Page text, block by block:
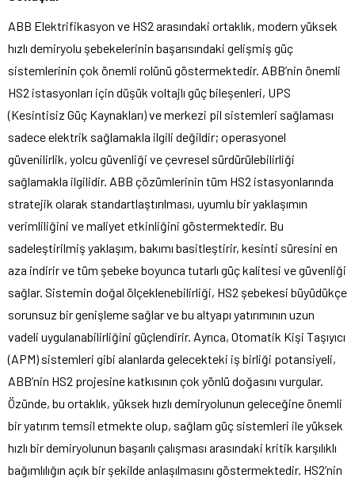
ABB Elektrifikasyon ve HS2 arasındaki ortaklık, modern yüksek
hızlı demiryolu şebekelerinin başarısındaki gelişmiş güç
sistemlerinin çok önemli rolünü göstermektedir. ABB’nin önemli
HS2 istasyonları için düşük voltajlı güç bileşenleri, UPS
(Kesintisiz Güç Kaynakları) ve merkezi pil sistemleri sağlaması
sadece elektrik sağlamakla ilgili değildir; operasyonel
güvenilirlik, yolcu güvenliği ve çevresel sürdürülebilirliği
sağlamakla ilgilidir. ABB çözümlerinin tüm HS2 istasyonlarında
stratejik olarak standartlaştırılması, uyumlu bir yaklaşımın
verimliliğini ve maliyet etkinliğini göstermektedir. Bu
sadeleştirilmiş yaklaşım, bakımı basitleştirir, kesinti süresini en
aza indirir ve tüm şebeke boyunca tutarlı güç kalitesi ve güvenliği
sağlar. Sistemin doğal ölçeklenebilirliği, HS2 şebekesi büyüdükçe
sorunsuz bir genişleme sağlar ve bu altyapı yatırımının uzun
vadeli uygulanabilirliğini güçlendirir. Ayrıca, Otomatik Kişi Taşıyıcı
(APM) sistemleri gibi alanlarda gelecekteki iş birliği potansiyeli,
ABB’nin HS2 projesine katkısının çok yönlü doğasını vurgular.
Özünde, bu ortaklık, yüksek hızlı demiryolunun geleceğine önemli
bir yatırım temsil etmekte olup, sağlam güç sistemleri ile yüksek
hızlı bir demiryolunun başarılı çalışması arasındaki kritik karşılıklı
bağımlılığın açık bir şekilde anlaşılmasını göstermektedir. HS2’nin